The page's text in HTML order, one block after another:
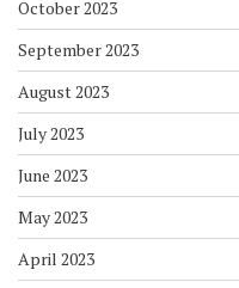
October 2023
September 2023
August 2023
July 2023
June 2023
May 2023
April 2023